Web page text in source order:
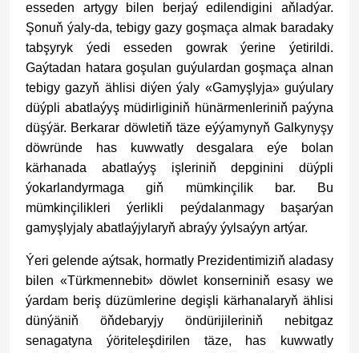
esseden artygy bilen berjaý edilendigini aňladýar.
Şonuň ýaly-da, tebigy gazy goşmaça almak baradaky
tabşyryk ýedi esseden gowrak ýerine ýetirildi.
Gaýtadan hatara goşulan guýulardan goşmaça alnan
tebigy gazyň ählisi diýen ýaly «Gamyşlyja» guýulary
düýpli abatlaýyş müdirliginiň hünärmenleriniň paýyna
düşýär. Berkarar döwletiň täze eýýamynyň Galkynyşy
döwründe has kuwwatly desgalara eýe bolan
kärhanada abatlaýyş işleriniň depginini düýpli
ýokarlandyrmaga giň mümkinçilik bar. Bu
mümkinçilikleri ýerlikli peýdalanmagy başarýan
gamyşlyjaly abatlaýjylaryň abraýy ýylsaýyn artýar.
Ýeri gelende aýtsak, hormatly Prezidentimiziň aladasy
bilen «Türkmennebit» döwlet konserniniň esasy we
ýardam beriş düzümlerine degişli kärhanalaryň ählisi
dünýäniň öňdebaryjy öndürijileriniň nebitgaz
senagatyna ýöriteleşdirilen täze, has kuwwatly